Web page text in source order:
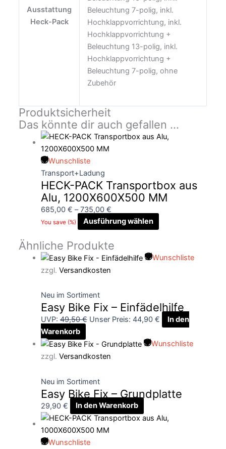
Ausstattung
Heck-Pack
Beleuchtung 7-polig, inkl.
Hochklappvorrichtung, inkl.
Hochklappvorrichtung +
Beleuchtung 13-polig, inkl.
Hochklappvorrichtung +
Beleuchtung 7-polig, ohne
Zubehör
Produktsicherheit
Das könnte dir auch gefallen …
Wunschliste
Transport+Ladung
HECK-PACK Transportbox aus
Alu, 1200X600X500 MM
685,00 € –735,00 €
You save (%) Ausführung wählen
Ähnliche Produkte
Wunschliste
zzgl. Versandkosten
Neu im Sortiment
Easy Bike Fix – Einfädelhilfe
UVP: 49,50€ Unser Preis: 44,90 €
In den
Warenkorb
Wunschliste
zzgl. Versandkosten
Neu im Sortiment
Easy Bike Fix – Grundplatte
29,90 € In den Warenkorb
Wunschliste